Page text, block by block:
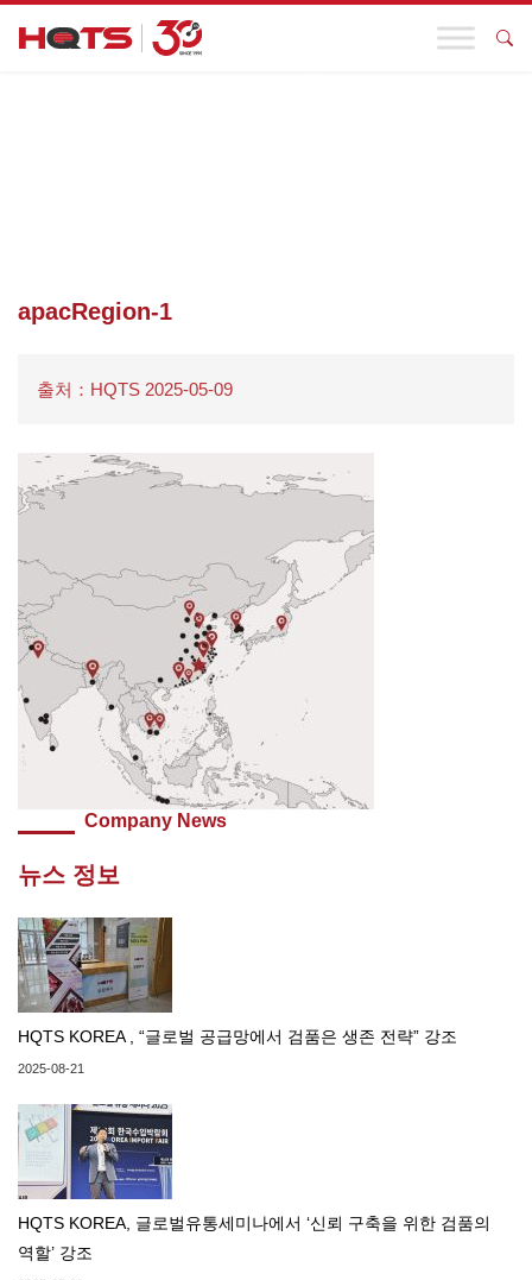
apacRegion-1
출처：HQTS 2025-05-09
Company News
뉴스 정보
HQTS KOREA , “글로벌 공급망에서 검품은 생존 전략” 강조
2025-08-21
HQTS KOREA, 글로벌유통세미나에서 ‘신뢰 구축을 위한 검품의
역할’ 강조